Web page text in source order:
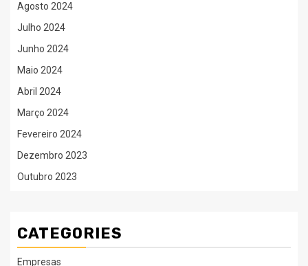
Agosto 2024
Julho 2024
Junho 2024
Maio 2024
Abril 2024
Março 2024
Fevereiro 2024
Dezembro 2023
Outubro 2023
CATEGORIES
Empresas